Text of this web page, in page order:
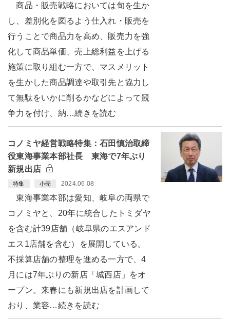
商品・販売戦略においては旬を生か
し、差別化を図るよう仕入れ・販売を
行うことで商品力を高め、販売力を強
化して商品単価、売上総利益を上げる
施策に取り組む一方で、マスメリット
を生かした商品調達や取引先と協力し
て無駄をいかに削るかなどによって競
争力を付け、納…続きを読む
コノミヤ経営戦略特集：石田慎治取締
役東海事業本部社長 東海で7年ぶり
新規出店
特集 小売 2024.06.08
東海事業本部は愛知、岐阜の両県で
コノミヤと、20年に統合したトミダヤ
を含む計39店舗（岐阜県のエスアンド
エス1店舗を含む）を展開している。
不採算店舗の整理を進める一方で、4
月には7年ぶりの新店「城西店」をオ
ープン。来春にも新規出店を計画して
おり、業容…続きを読む